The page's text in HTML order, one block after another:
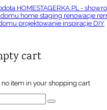
cart
no item in your shopping cart